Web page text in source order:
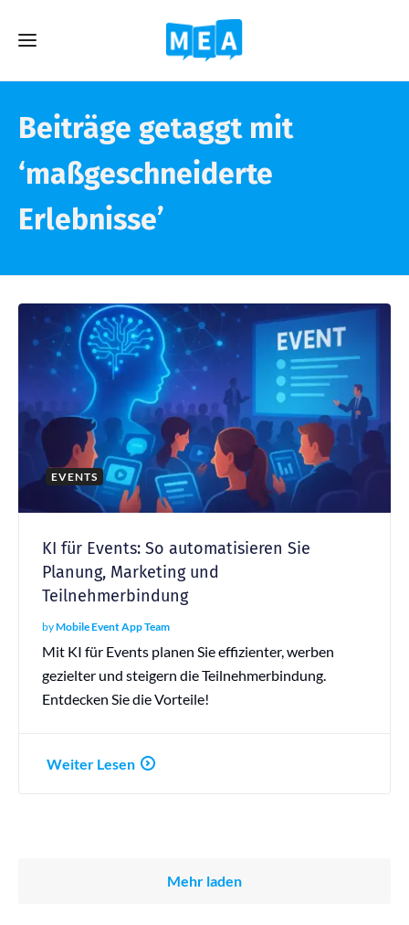
Beiträge getaggt mit
‘maßgeschneiderte
Erlebnisse’
EVENTS
KI für Events: So automatisieren Sie
Planung, Marketing und
Teilnehmerbindung
byMobile Event App Team
Mit KI für Events planen Sie effizienter, werben
gezielter und steigern die Teilnehmerbindung.
Entdecken Sie die Vorteile!
Weiter Lesen
Mehr laden